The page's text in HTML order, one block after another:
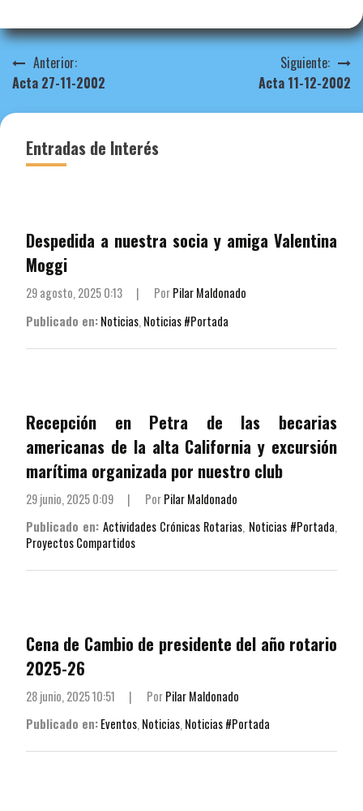
Navegación
de
Anterior:
Acta 27-11-2002
Siguiente:
Acta 11-12-2002
Entradas de Interés
Despedida a nuestra socia y amiga Valentina
Moggi
29 agosto, 2025 0:13 | PorPilar Maldonado
Publicado en:Noticias, Noticias #Portada
Recepción en Petra de las becarias
americanas de la alta California y excursión
marítima organizada por nuestro club
29 junio, 2025 0:09 | PorPilar Maldonado
Publicado en: Actividades Crónicas Rotarias, Noticias #Portada,
Proyectos Compartidos
Cena de Cambio de presidente del año rotario
2025-26
28 junio, 2025 10:51 | PorPilar Maldonado
Publicado en:Eventos, Noticias, Noticias #Portada